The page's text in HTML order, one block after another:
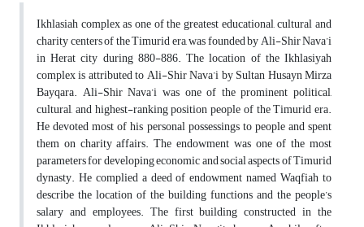
Ikhlasiah complex as one of the greatest educational, cultural and
charity centers of the Timurid era, was founded by Ali-Shir Nava’i
in Herat city during 880-886. The location of the Ikhlasiyah
complex is attributed to Ali-Shir Nava’i by Sultan Husayn Mirza
Bayqara. Ali-Shir Nava’i was one of the prominent political,
cultural, and highest-ranking position people of the Timurid era.
He devoted most of his personal possessings to people and spent
them on charity affairs. The endowment was one of the most
parameters for developing economic and social aspects of Timurid
dynasty. He complied a deed of endowment named Waqfiah to
describe the location of the building functions and the people’s
salary and employees. The first building constructed in the